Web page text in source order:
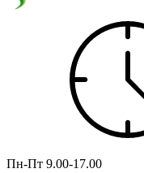
Пн-Пт 9.00-17.00